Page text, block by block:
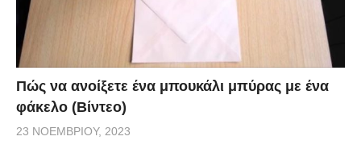
Πώς να ανοίξετε ένα μπουκάλι μπύρας με ένα
φάκελο (Βίντεο)
23 ΝΟΕΜΒΡΊΟΥ, 2023